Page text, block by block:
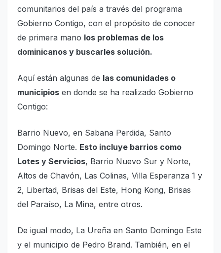
comunitarios del país a través del programa
Gobierno Contigo, con el propósito de conocer
de primera mano los problemas de los
dominicanos y buscarles solución.
Aquí están algunas de las comunidades o
municipios en donde se ha realizado Gobierno
Contigo:
Barrio Nuevo, en Sabana Perdida, Santo
Domingo Norte. Esto incluye barrios como
Lotes y Servicios, Barrio Nuevo Sur y Norte,
Altos de Chavón, Las Colinas, Villa Esperanza 1 y
2, Libertad, Brisas del Este, Hong Kong, Brisas
del Paraíso, La Mina, entre otros.
De igual modo, La Ureña en Santo Domingo Este
y el municipio de Pedro Brand. También, en el